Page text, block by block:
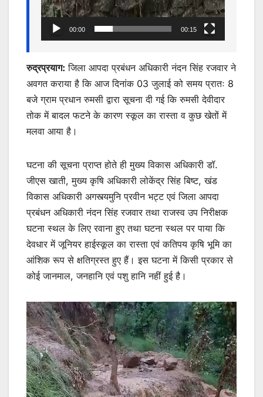
00:00 00:15
रुद्रप्रयाग: जिला आपदा प्रबंधन अधिकारी नंदन सिंह रजवार ने
अवगत कराया है कि आज दिनांक 03 जुलाई को समय प्रातः 8
बजे ग्राम प्रधान रुमसी द्वारा सूचना दी गई कि रुमसी देवीदार
तोक में बादल फटने के कारण स्कूल का रास्ता व कुछ खेतों में
मलवा आया है।
घटना की सूचना प्राप्त होते ही मुख्य विकास अधिकारी डॉ.
जीएस खाती, मुख्य कृषि अधिकारी लोकेंद्र सिंह बिष्ट, खंड
विकास अधिकारी अगस्त्यमुनि प्रवीन भट्ट एवं जिला आपदा
प्रबंधन अधिकारी नंदन सिंह रजवार तथा राजस्व उप निरीक्षक
घटना स्थल के लिए रवाना हुए तथा घटना स्थल पर पाया कि
देवधार में जूनियर हाईस्कूल का रास्ता एवं कतिपय कृषि भूमि का
आंशिक रूप से क्षतिग्रस्त हुए हैं। इस घटना में किसी प्रकार से
कोई जानमाल, जनहानि एवं पशु हानि नहीं हुई है।
Video
Player